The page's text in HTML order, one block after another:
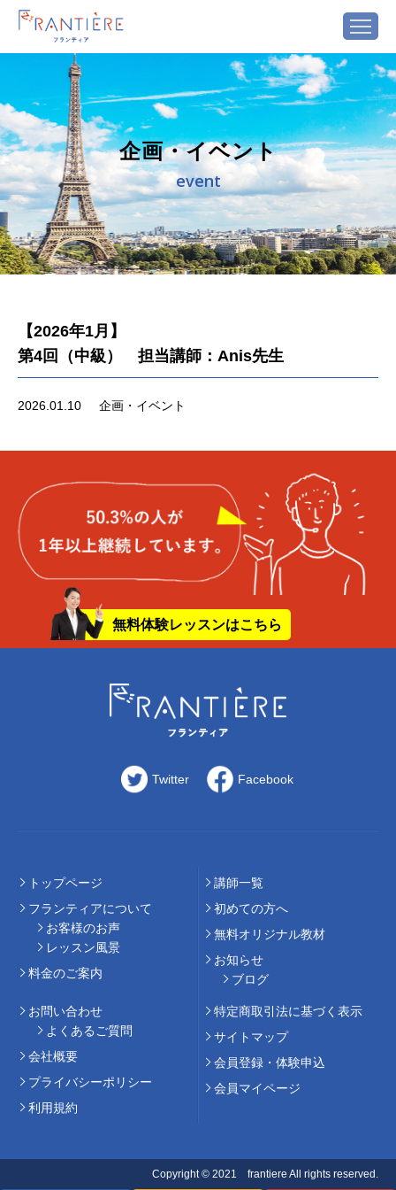
企画・イベント
event
【2026年1月】
第4回（中級） 担当講師：Anis先生
2026.01.10 企画・イベント
無料体験レッスンはこちら
Twitter Facebook
トップページ
フランティアについて
お客様のお声
レッスン風景
料⾦のご案内
講師⼀覧
初めての⽅へ
無料オリジナル教材
お知らせ
ブログ
お問い合わせ
よくあるご質問
会社概要
プライバシーポリシー
利用規約
特定商取引法に基づく表示
サイトマップ
会員登録・体験申込
会員マイページ
Copyright © 2021 frantiere All rights reserved.